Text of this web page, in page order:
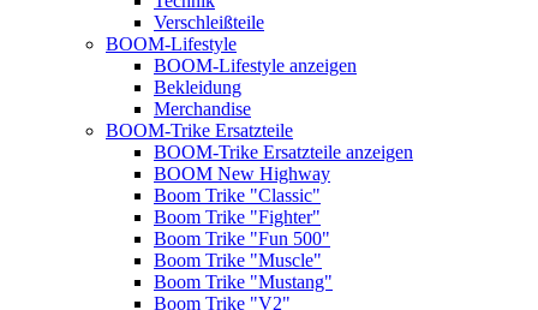
Verschleißteile
BOOM-Lifestyle
BOOM-Lifestyle anzeigen
Bekleidung
Merchandise
BOOM-Trike Ersatzteile
BOOM-Trike Ersatzteile anzeigen
BOOM New Highway
Boom Trike "Classic"
Boom Trike "Fighter"
Boom Trike "Fun 500"
Boom Trike "Muscle"
Boom Trike "Mustang"
Boom Trike "V2"